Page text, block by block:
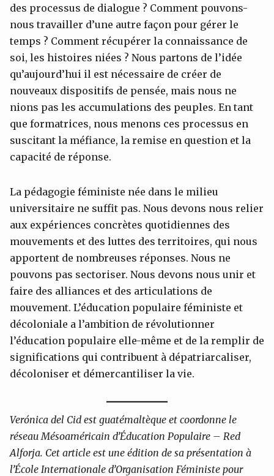
des processus de dialogue ? Comment pouvons-
nous travailler d’une autre façon pour gérer le
temps ? Comment récupérer la connaissance de
soi, les histoires niées ? Nous partons de l’idée
qu’aujourd’hui il est nécessaire de créer de
nouveaux dispositifs de pensée, mais nous ne
nions pas les accumulations des peuples. En tant
que formatrices, nous menons ces processus en
suscitant la méfiance, la remise en question et la
capacité de réponse.
La pédagogie féministe née dans le milieu
universitaire ne suffit pas. Nous devons nous relier
aux expériences concrètes quotidiennes des
mouvements et des luttes des territoires, qui nous
apportent de nombreuses réponses. Nous ne
pouvons pas sectoriser. Nous devons nous unir et
faire des alliances et des articulations de
mouvement. L’éducation populaire féministe et
décoloniale a l’ambition de révolutionner
l’éducation populaire elle-même et de la remplir de
significations qui contribuent à dépatriarcaliser,
décoloniser et démercantiliser la vie.
Verónica del Cid est guatémaltèque et coordonne le
réseau Mésoaméricain d’Éducation Populaire – Red
Alforja. Cet article est une édition de sa présentation à
l’École Internationale d’Organisation Féministe pour